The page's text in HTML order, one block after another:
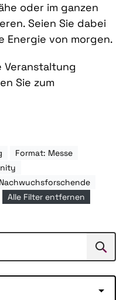
oder im ganzen
Seien Sie dabei
Energie von morgen.
Veranstaltung
Sie zum
Format: Messe
Alle Filter entfernen
Suchen